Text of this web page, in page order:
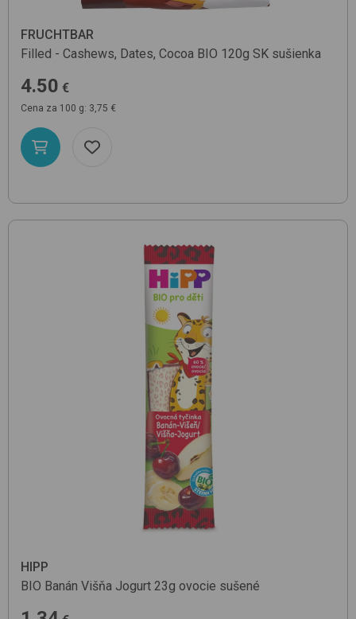
FRUCHTBAR
Filled - Cashews, Dates, Cocoa BIO 120g SK sušienka
4.50 €
Cena za 100 g: 3,75 €
HIPP
BIO Banán Višňa Jogurt 23g ovocie sušené